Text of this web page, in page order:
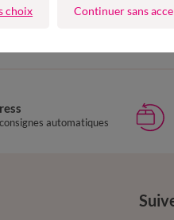
Robe pull
automatiques
choix Continuer sans